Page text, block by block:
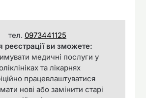
тел. 0973441125
реєстрації ви зможете:
медичні послуги у
та лікарнях
працевлаштуватися
нові або замінити старі